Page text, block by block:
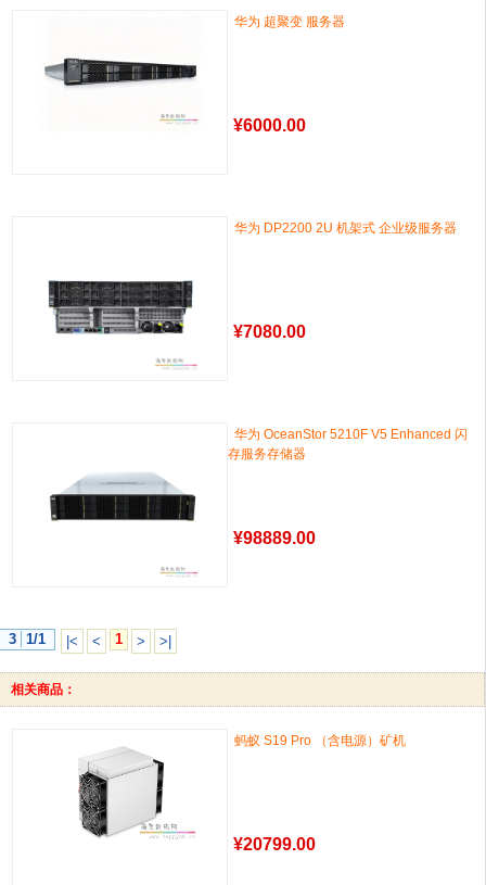
华为 超聚变 服务器
¥6000.00
‌华为 DP2200 2U 机架式 企业级服务器
¥7080.00
华为 OceanStor 5210F V5 Enhanced 闪
存服务存储器
¥98889.00
3 1/1 |< < 1 > >|
相关商品：
蚂蚁 S19 Pro （含电源）矿机
¥20799.00